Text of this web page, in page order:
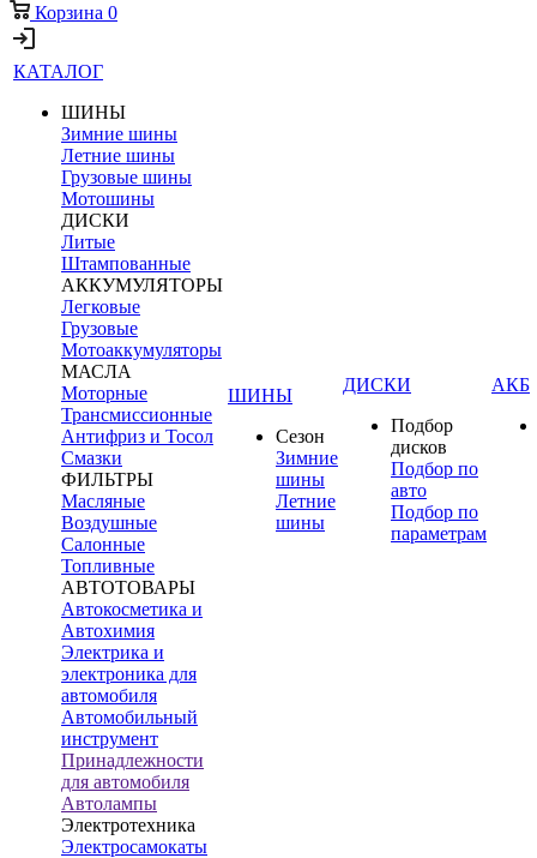
Корзина 0
КАТАЛОГ
ШИНЫ
Зимние шины
Летние шины
Грузовые шины
Мотошины
ДИСКИ
Литые
Штампованные
АККУМУЛЯТОРЫ
Легковые
Грузовые
Мотоаккумуляторы
МАСЛА
Моторные
Трансмиссионные
Антифриз и Тосол
Смазки
ФИЛЬТРЫ
Масляные
Воздушные
Салонные
Топливные
АВТОТОВАРЫ
Автокосметика и
Автохимия
Электрика и
электроника для
автомобиля
Автомобильный
инструмент
Принадлежности
для автомобиля
Автолампы
Электротехника
Электросамокаты
ШИНЫ
Сезон
Зимние
шины
Летние
шины
ДИСКИ
Подбор
дисков
Подбор по
авто
Подбор по
параметрам
АКБ